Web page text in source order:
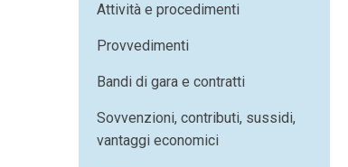
Attività e procedimenti
Provvedimenti
Bandi di gara e contratti
Sovvenzioni, contributi, sussidi,
vantaggi economici